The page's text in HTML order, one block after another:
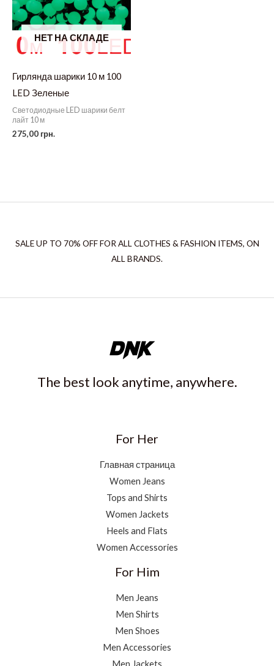
НЕТ НА СКЛАДЕ
Гирлянда шарики 10 м 100
LED Зеленые
Светодиодные LED шарики белт
лайт 10 м
275,00 грн.
SALE UP TO 70% OFF FOR ALL CLOTHES & FASHION ITEMS, ON
ALL BRANDS.
The best look anytime, anywhere.
For Her
Главная страница
Women Jeans
Tops and Shirts
Women Jackets
Heels and Flats
Women Accessories
For Him
Men Jeans
Men Shirts
Men Shoes
Men Accessories